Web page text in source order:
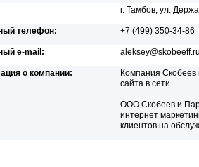
г. Тамбов, ул.
телефон: +7 (499) 350-34-86
e-mail: aleksey@skobeeff.ru
о компании:
Компания
сайта в сети
ООО Скобеев и
интернет
клиентов на